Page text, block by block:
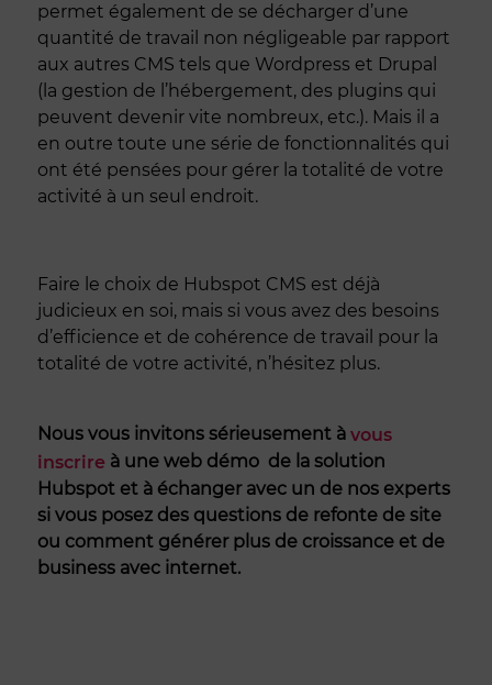
permet également de se décharger d’une
quantité de travail non négligeable par rapport
aux autres CMS tels que Wordpress et Drupal
(la gestion de l’hébergement, des plugins qui
peuvent devenir vite nombreux, etc.). Mais il a
en outre toute une série de fonctionnalités qui
ont été pensées pour gérer la totalité de votre
activité à un seul endroit.
Faire le choix de Hubspot CMS est déjà
judicieux en soi, mais si vous avez des besoins
d’efficience et de cohérence de travail pour la
totalité de votre activité, n’hésitez plus.
Nous vous invitons sérieusement à vous
inscrire à une web démo de la solution
Hubspot et à échanger avec un de nos experts
si vous posez des questions de refonte de site
ou comment générer plus de croissance et de
business avec internet.